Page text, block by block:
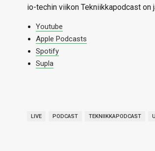
io-techin viikon Tekniikkapodcast
Youtube
Apple Podcasts
Spotify
Supla
LIVE PODCAST TEKNIIKKAPODCAST